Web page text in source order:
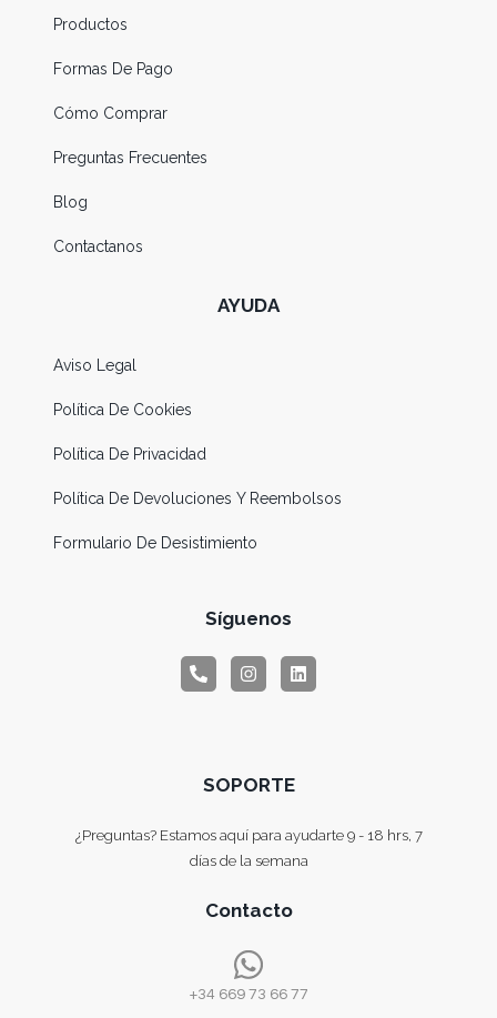
Productos
Formas De Pago
Cómo Comprar
Preguntas Frecuentes
Blog
Contactanos
AYUDA
Aviso Legal
Política De Cookies
Política De Privacidad
Política De Devoluciones Y Reembolsos
Formulario De Desistimiento
Síguenos
SOPORTE
¿Preguntas? Estamos aquí para ayudarte 9 - 18 hrs, 7
días de la semana
Contacto
+34 669 73 66 77